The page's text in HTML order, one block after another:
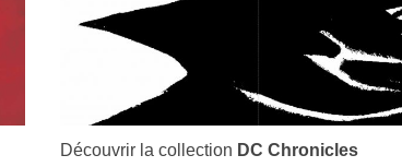
Découvrir la collection DC Chronicles